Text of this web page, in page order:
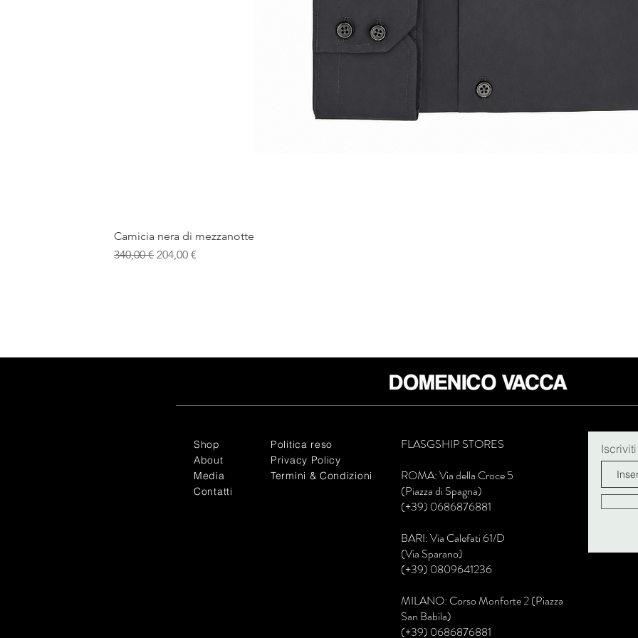
Camicia nera di mezzanotte
Prezzo regolare
340,00 € Prezzo scontato
204,00 €
Shop
About
Media
Contatti
Politica reso
Privacy Policy
Termini & Condizioni
FLASGSHIP STORES
ROMA: Via della Croce 5
(Piazza di Spagna)
(+39) 0686876881
BARI: Via Calefati 61/D
(Via Sparano)
(+39) 0809641236
MILANO: Corso Monforte 2 (Piazza
San Babila)
(+39) 0686876881